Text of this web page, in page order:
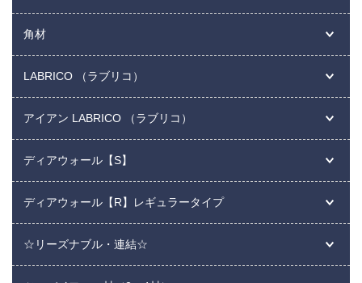
角材
LABRICO （ラブリコ）
アイアン LABRICO （ラブリコ）
ディアウォール【S】
ディアウォール【R】レギュラータイプ
☆リーズナブル・連結☆